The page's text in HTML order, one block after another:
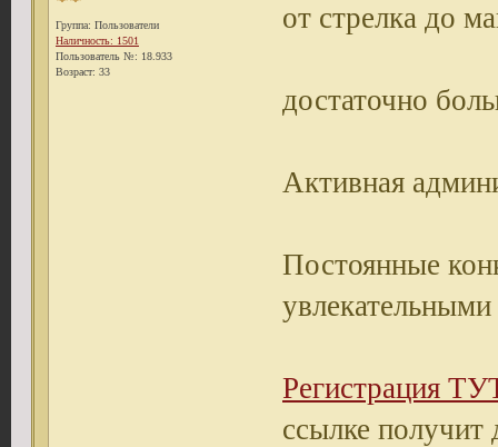
Группа: Пользователи
Наличность: 1501
Пользователь №: 18.933
Возраст: 33
от стрелка до
достаточно
Активная
Постоянные
Регистрация
ссылке